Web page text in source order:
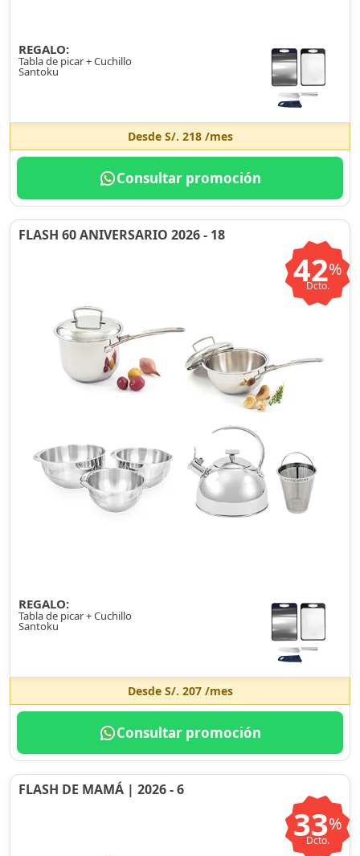
REGALO:
Tabla de picar + Cuchillo
Santoku
Desde S/. 218/mes
Consultar promoción
FLASH 60 ANIVERSARIO 2026 - 18
42%
Dcto.
REGALO:
Tabla de picar + Cuchillo
Santoku
Desde S/. 207/mes
Consultar promoción
FLASH DE MAMÁ | 2026 - 6
33%
Dcto.